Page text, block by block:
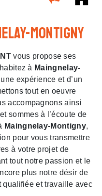
Montigny
vous propose ses
à Maingnelay-
expérience et d’un
tout en oeuvre
accompagnons ainsi
et sommes à l’écoute de
Maingnelay-Montigny,
pour vous transmettre
à votre projet de
tout notre passion et le
plus notre désir de
qualifiée et travaille avec